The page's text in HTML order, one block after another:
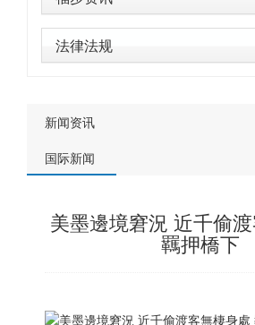
法律法规
新闻资讯
国际新闻
美墨邊境窘況 近千偷
羈押橋下